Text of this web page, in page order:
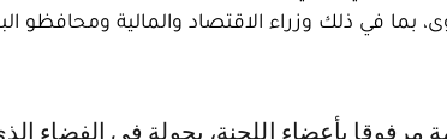
مشارك رفيع المستوى، بما في ذلك وزراء الاقتصاد والمالية